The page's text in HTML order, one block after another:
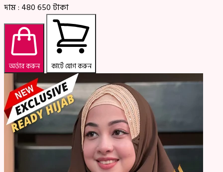
দাম : 480650টাকা
অর্ডার করুন কার্টে যোগ করুন